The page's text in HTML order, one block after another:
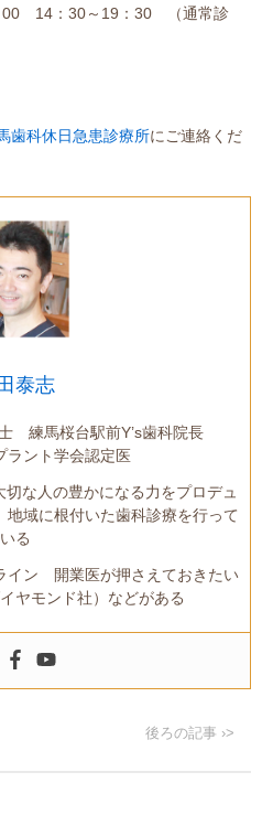
00 14：30～19：30 （通常診
歯科休日急患診療所にご連絡くだ
泰志
練馬桜台駅前Y’s歯科院長
ラント学会認定医
切な人の豊かになる力をプロデュ
域に根付いた歯科診療を行って
いる
ン 開業医が押さえておきたい
ヤモンド社）などがある
後ろの記事 ›>